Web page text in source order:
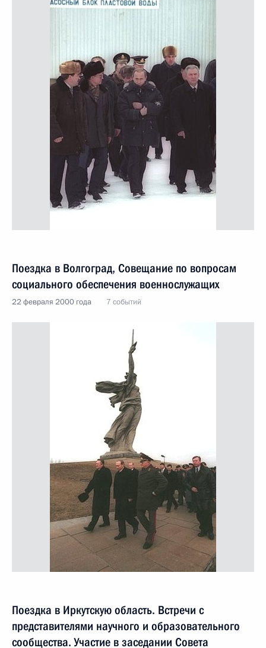
Поездка в Волгоград, Совещание по вопросам
социального обеспечения военнослужащих
22 февраля 2000 года 7 событий
Поездка в Иркутскую область. Встречи с
представителями научного и образовательного
сообщества. Участие в заседании Совета